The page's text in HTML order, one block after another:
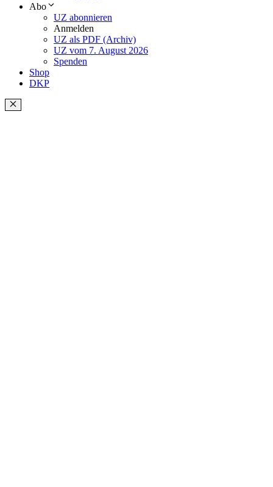
Abo
UZ abonnieren
Anmelden
UZ als PDF (Archiv)
UZ vom 7. August 2026
Spenden
Shop
DKP
Schließen